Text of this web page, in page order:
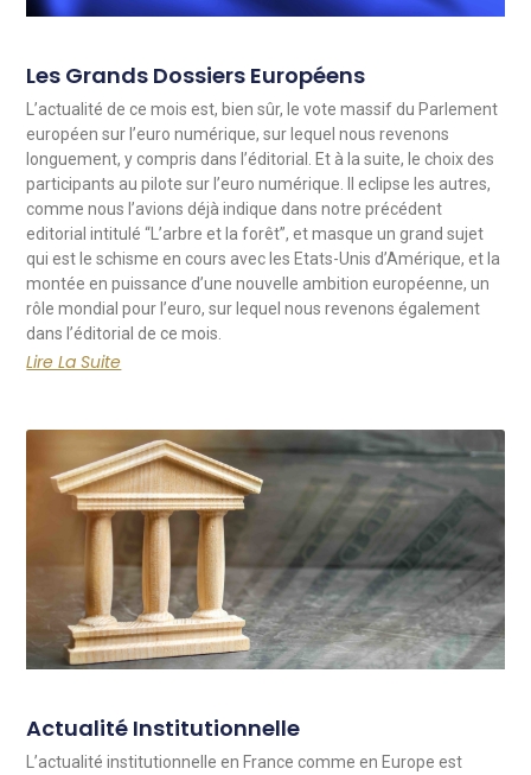
Les Grands Dossiers Européens
L’actualité de ce mois est, bien sûr, le vote massif du Parlement
européen sur l’euro numérique, sur lequel nous revenons
longuement, y compris dans l’éditorial. Et à la suite, le choix des
participants au pilote sur l’euro numérique. Il eclipse les autres,
comme nous l’avions déjà indique dans notre précédent
editorial intitulé “L’arbre et la forêt”, et masque un grand sujet
qui est le schisme en cours avec les Etats-Unis d’Amérique, et la
montée en puissance d’une nouvelle ambition européenne, un
rôle mondial pour l’euro, sur lequel nous revenons également
dans l’éditorial de ce mois.
Lire La Suite
Actualité Institutionnelle
L’actualité institutionnelle en France comme en Europe est